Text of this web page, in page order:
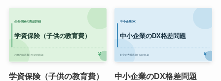
学資保険（子供の教育費） 中小企業のDX格差問題